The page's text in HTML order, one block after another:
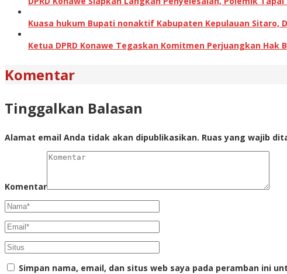
Kuasa hukum Bupati nonaktif Kabupaten Kepulauan Sitaro,
Ketua DPRD Konawe Tegaskan Komitmen Perjuangkan Hak
Komentar
Tinggalkan Balasan
Alamat email Anda tidak akan dipublikasikan. Ruas yang wajib
Komentar
Simpan nama, email, dan situs web saya pada peramban ini